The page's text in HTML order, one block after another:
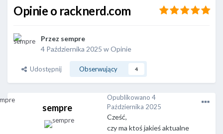
Opinie o racknerd.com
Przez sempre
4 Października 2025 wOpinie
Udostępnij Obserwujący 4
sempre
Opublikowano 4
Października 2025
Cześć,
czy ma ktoś jakieś aktualne